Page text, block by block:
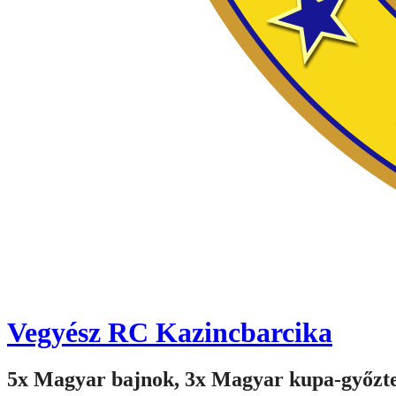
Vegyész RC Kazincbarcika
5x Magyar bajnok, 3x Magyar kupa-